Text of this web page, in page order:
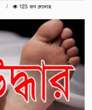
123 জন দেখেছে